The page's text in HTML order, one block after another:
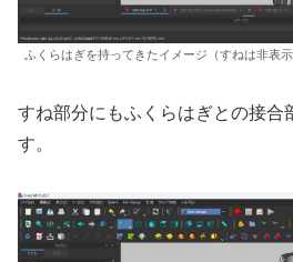
ふくらはぎを持ってきたイメージ（すねは非表示
すね部分にもふくらはぎとの接合
す。